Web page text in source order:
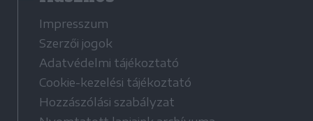
Impresszum
Szerzői jogok
Adatvédelmi tájékoztató
Cookie-kezelési tájékoztató
Hozzászólási szabályzat